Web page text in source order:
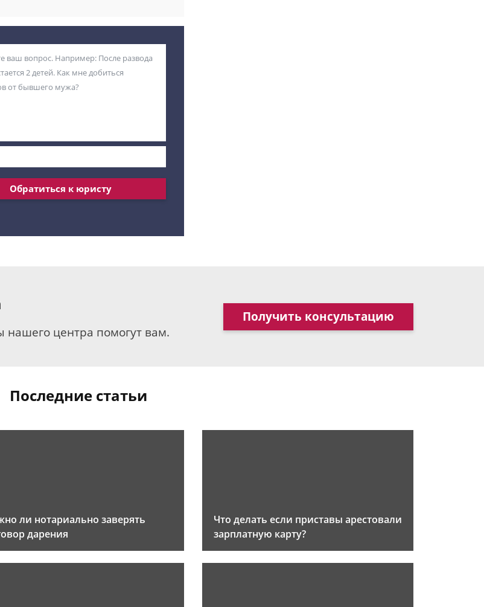
Обратиться к юристу
нашего центра помогут вам.
Получить консультацию
Последние статьи
ли нотариально заверять
дарения
Что делать если приставы арестовали
зарплатную карту?